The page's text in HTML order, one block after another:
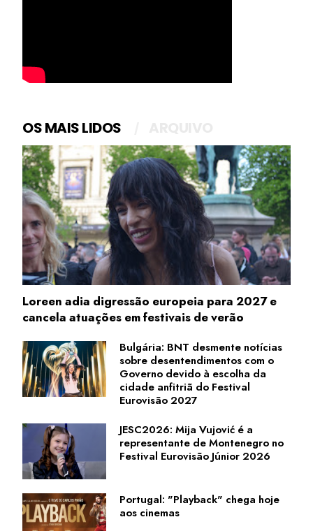
OS MAIS LIDOS
Loreen adia digressão europeia para 2027 e
cancela atuações em festivais de verão
Bulgária: BNT desmente notícias
sobre desentendimentos com o
Governo devido à escolha da
cidade anfitriã do Festival
Eurovisão 2027
JESC2026: Mija Vujović é a
representante de Montenegro no
Festival Eurovisão Júnior 2026
Portugal: "Playback" chega hoje
aos cinemas